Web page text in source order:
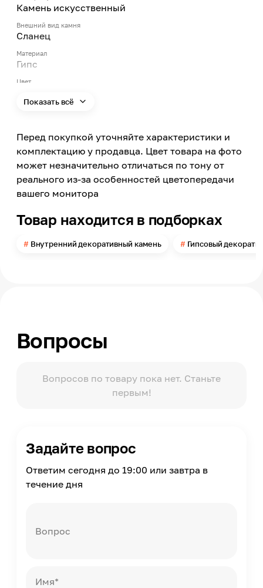
Камень искусственный
Внешний вид камня
Сланец
Материал
Гипс
Цвет
Применение
Внутри помещений
Длина
390
Ширина
Толщина
Кол-во штук в 1 кв.м.
Показать всё
Перед покупкой уточняйте характеристики и
комплектацию у продавца. Цвет товара на фото
может незначительно отличаться по тону от
реального из-за особенностей цветопередачи
вашего монитора
Товар находится в подборках
Внутренний декоративный камень Гипсовый
Вопросы
Вопросов по товару пока нет. Станьте
первым!
Задайте вопрос
Ответим сегодня до 19:00 или завтра в
течение дня
Вопрос
Имя*